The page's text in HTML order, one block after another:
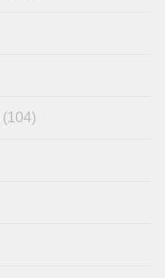
(104)